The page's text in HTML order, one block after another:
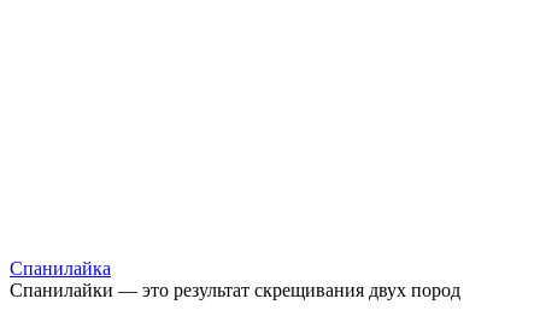
Спанилайка
Спанилайки — это результат скрещивания двух пород